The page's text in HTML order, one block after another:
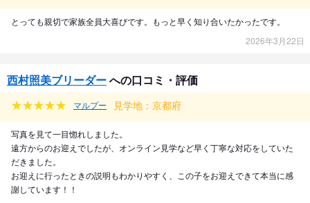
とっても親切で家族全員大喜びです。もっと早く知り合いたかったです。
2026年3月22日
西村照美ブリーダーへの口コミ・評価
マルプー 見学地：京都府
写真を見て一目惚れしました。
遠方からのお迎えでしたが、オンライン見学など早く丁寧な対応をしていた
だきました。
お迎えに行ったときの説明もわかりやすく、この子をお迎えできて本当に感
謝しています！！